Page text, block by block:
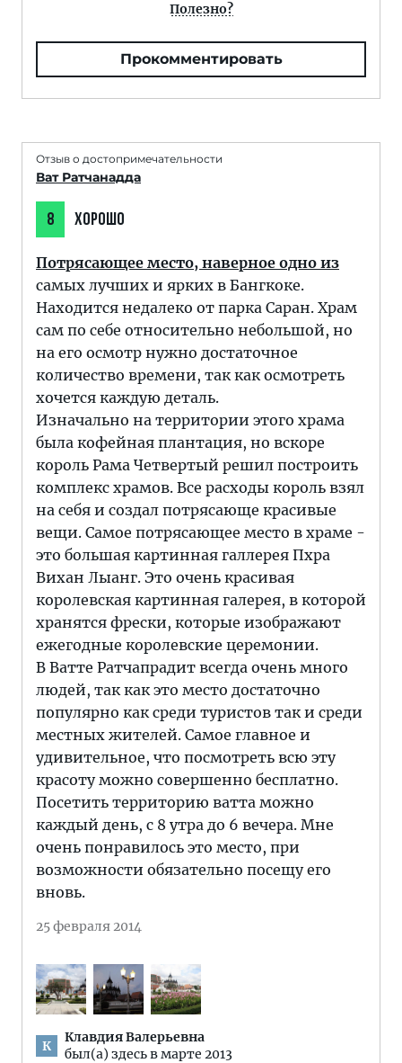
Полезно?
Прокомментировать
Отзыв о достопримечательности
Ват Ратчанадда
8 ХОРОШО
Потрясающее место, наверное одно из
самых лучших и ярких в Бангкоке.
Находится недалеко от парка Саран. Храм
сам по себе относительно небольшой, но
на его осмотр нужно достаточное
количество времени, так как осмотреть
хочется каждую деталь.
Изначально на территории этого храма
была кофейная плантация, но вскоре
король Рама Четвертый решил построить
комплекс храмов. Все расходы король взял
на себя и создал потрясающе красивые
вещи. Самое потрясающее место в храме -
это большая картинная галлерея Пхра
Вихан Лыанг. Это очень красивая
королевская картинная галерея, в которой
хранятся фрески, которые изображают
ежегодные королевские церемонии.
В Ватте Ратчапрадит всегда очень много
людей, так как это место достаточно
популярно как среди туристов так и среди
местных жителей. Самое главное и
удивительное, что посмотреть всю эту
красоту можно совершенно бесплатно.
Посетить территорию ватта можно
каждый день, с 8 утра до 6 вечера. Мне
очень понравилось это место, при
возможности обязательно посещу его
вновь.
25 февраля 2014
К
Клавдия Валерьевна
был(а) здесь в марте 2013